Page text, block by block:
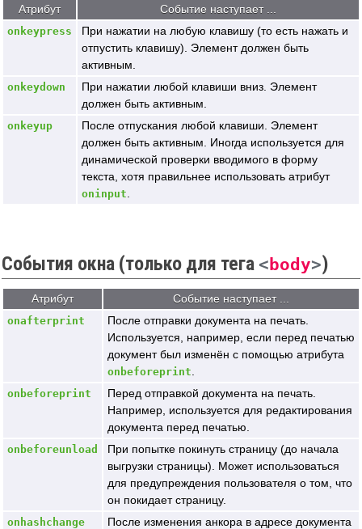
Атрибут Событие наступает ...
onkeypress
При нажатии на любую клавишу (то есть нажать и
отпустить клавишу). Элемент должен быть
активным.
onkeydown
При нажатии любой клавиши вниз. Элемент
должен быть активным.
onkeyup
После отпускания любой клавиши. Элемент
должен быть активным. Иногда используется для
динамической проверки вводимого в форму
текста, хотя правильнее использовать атрибут
oninput
События окна (только для тега <body>)
Атрибут Событие наступает ...
onafterprint
После отправки документа на печать.
Используется, например, если перед печатью
документ был изменён с помощью атрибута
onbeforeprint
onbeforeprint
Перед отправкой документа на печать.
Например, используется для редактирования
документа перед печатью.
onbeforeunload
При попытке покинуть страницу (до начала
выгрузки страницы). Может использоваться
для предупреждения пользователя о том, что
он покидает страницу.
onhashchange
После изменения анкора в адресе документа